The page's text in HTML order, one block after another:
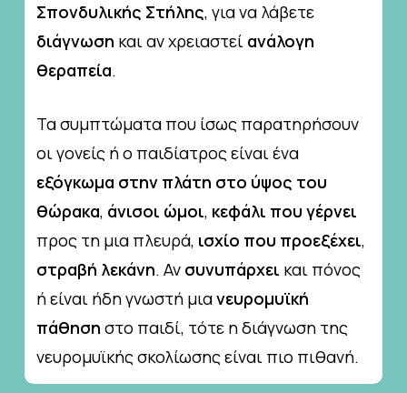
Σπονδυλικής Στήλης, για να λάβετε
διάγνωση και αν χρειαστεί ανάλογη
θεραπεία.
Τα συμπτώματα που ίσως παρατηρήσουν
οι γονείς ή ο παιδίατρος είναι ένα
εξόγκωμα στην πλάτη στο ύψος του
θώρακα, άνισοι ώμοι, κεφάλι που γέρνει
προς τη μια πλευρά, ισχίο που προεξέχει,
στραβή λεκάνη. Αν συνυπάρχει και πόνος
ή είναι ήδη γνωστή μιανευρομυϊκή
πάθηση στο παιδί, τότε η διάγνωση της
νευρομυϊκής σκολίωσης είναι πιο πιθανή.